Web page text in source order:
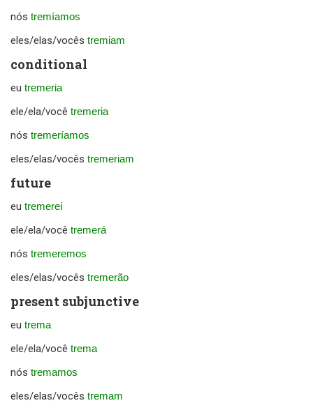
nós tremíamos
eles/elas/vocês tremiam
conditional
eu tremeria
ele/ela/você tremeria
nós tremeríamos
eles/elas/vocês tremeriam
future
eu tremerei
ele/ela/você tremerá
nós tremeremos
eles/elas/vocês tremerão
present subjunctive
eu trema
ele/ela/você trema
nós tremamos
eles/elas/vocês tremam